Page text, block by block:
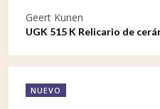
Geert Kunen
UGK 515 K Relicario de
NUEVO